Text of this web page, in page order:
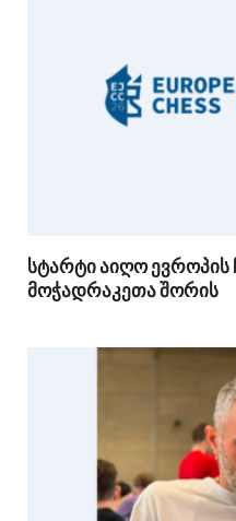
სტარტი აიღო ევროპის
მოჭადრაკეთა შორის